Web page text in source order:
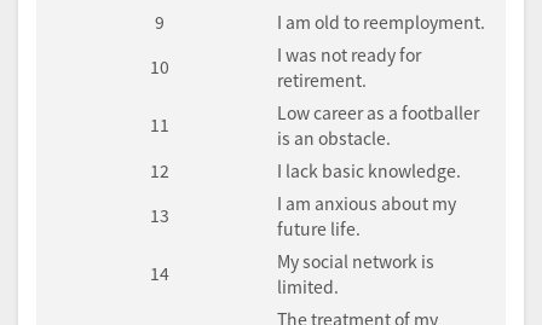
9
I am old to reemployment.
10
I was not ready for
retirement.
11
Low career as a footballer
is an obstacle.
12
I lack basic knowledge.
13
I am anxious about my
future life.
14
My social network is
limited.
The treatment of my